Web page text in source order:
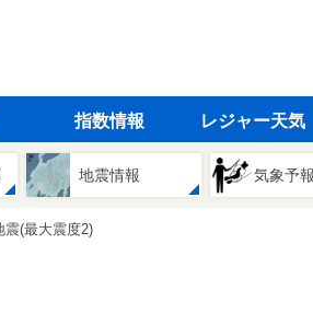
指数情報 レジャー天気
地震情報 気象予
震(最大震度2)